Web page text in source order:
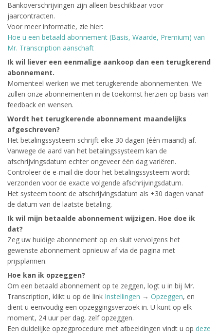
Bankoverschrijvingen zijn alleen beschikbaar voor
jaarcontracten.
Voor meer informatie, zie hier:
Hoe u een betaald abonnement (Basis, Waarde, Premium) van
Mr. Transcription aanschaft
Ik wil liever een eenmalige aankoop dan een terugkerend
abonnement.
Momenteel werken we met terugkerende abonnementen. We
zullen onze abonnementen in de toekomst herzien op basis van
feedback en wensen.
Wordt het terugkerende abonnement maandelijks
afgeschreven?
Het betalingssysteem schrijft elke 30 dagen (één maand) af.
Vanwege de aard van het betalingssysteem kan de
afschrijvingsdatum echter ongeveer één dag variëren.
Controleer de e-mail die door het betalingssysteem wordt
verzonden voor de exacte volgende afschrijvingsdatum.
Het systeem toont de afschrijvingsdatum als +30 dagen vanaf
de datum van de laatste betaling.
Ik wil mijn betaalde abonnement wijzigen. Hoe doe ik
dat?
Zeg uw huidige abonnement op en sluit vervolgens het
gewenste abonnement opnieuw af via de pagina met
prijsplannen.
Hoe kan ik opzeggen?
Om een betaald abonnement op te zeggen, logt u in bij Mr.
Transcription, klikt u op de link Instellingen → Opzeggen, en
dient u eenvoudig een opzeggingsverzoek in. U kunt op elk
moment, 24 uur per dag, zelf opzeggen.
Een duidelijke opzegprocedure met afbeeldingen vindt u op deze